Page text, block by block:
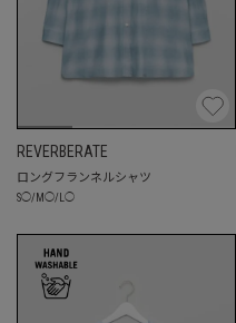
REVERBERATE
ロングフランネルシャツ
S◯/ M ◯/ ◯